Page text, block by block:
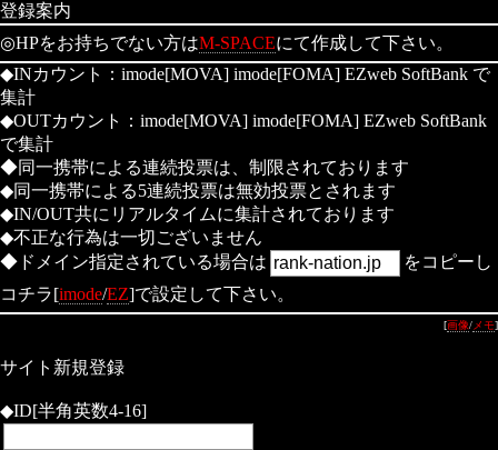
登録案内
◎HPをお持ちでない方はM-SPACEにて作成して下さい。
◆INカウント：imode[MOVA] imode[FOMA] EZweb SoftBank で
集計
◆OUTカウント：imode[MOVA] imode[FOMA] EZweb SoftBank
で集計
◆同一携帯による連続投票は、制限されております
◆同一携帯による5連続投票は無効投票とされます
◆IN/OUT共にリアルタイムに集計されております
◆不正な行為は一切ございません
◆ドメイン指定されている場合は
をコピーし
コチラ[imode/EZ]で設定して下さい。
[画像/ メモ]
サイト新規登録
◆ID[半角英数4-16]